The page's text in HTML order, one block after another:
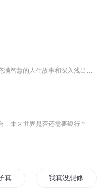
，未来世界是否还需要银行？
真没开无双 我真没想修仙归